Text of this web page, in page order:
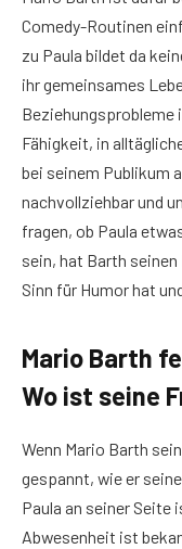
Comedy-Routinen
zu Paula bildet da
ihr gemeinsames
Beziehungsprobleme
Fähigkeit, in
bei seinem Publikum
nachvollziehbar und
fragen, ob Paula
sein, hat Barth
Sinn für Humor hat
Mario Barth
Wo ist seine
Wenn Mario Barth
gespannt, wie er
Paula an seiner
Abwesenheit ist